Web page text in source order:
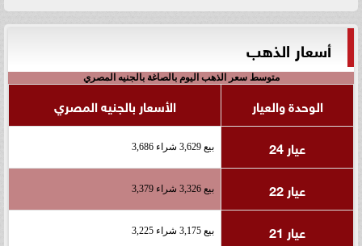
أسعار الذهب
متوسط سعر الذهب اليوم بالصاغة بالجنيه المصري
الوحدة والعيار
الأسعار بالجنيه المصري
عيار 24
بيع 3,629 شراء 3,686
عيار 22 بيع 3,326 شراء 3,379
عيار 21 بيع 3,175 شراء 3,225